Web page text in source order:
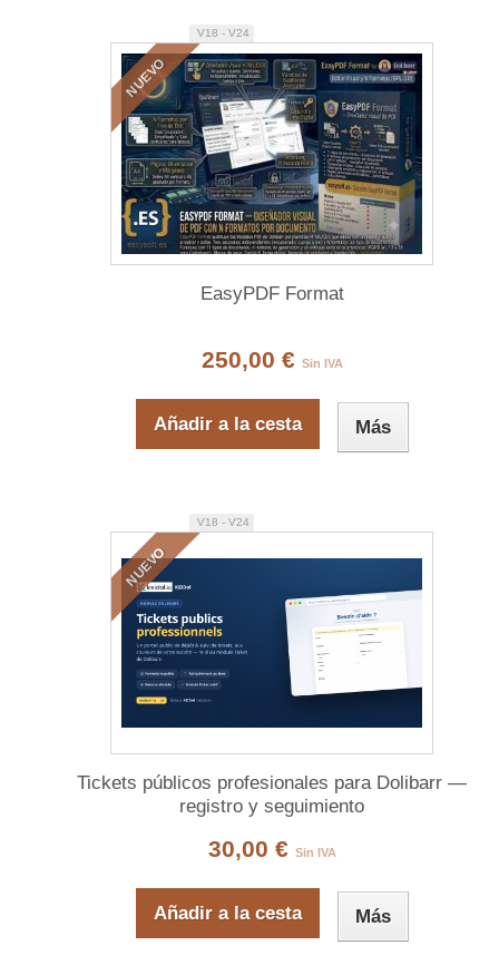
NUEVO
V18 - V24
EasyPDF Format
250,00 € Sin IVA
Añadir a la cesta Más
NUEVO
V18 - V24
Tickets públicos profesionales para Dolibarr —
registro y seguimiento
30,00 € Sin IVA
Añadir a la cesta Más